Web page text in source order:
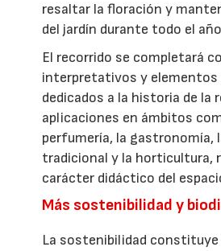
resaltar la floración y
del jardín durante todo el
El recorrido se completará
interpretativos y elementos
dedicados a la historia de la
aplicaciones en ámbitos
perfumería, la gastronomía,
tradicional y la horticultura,
carácter didáctico del
Más sostenibilidad y
La sostenibilidad constituye